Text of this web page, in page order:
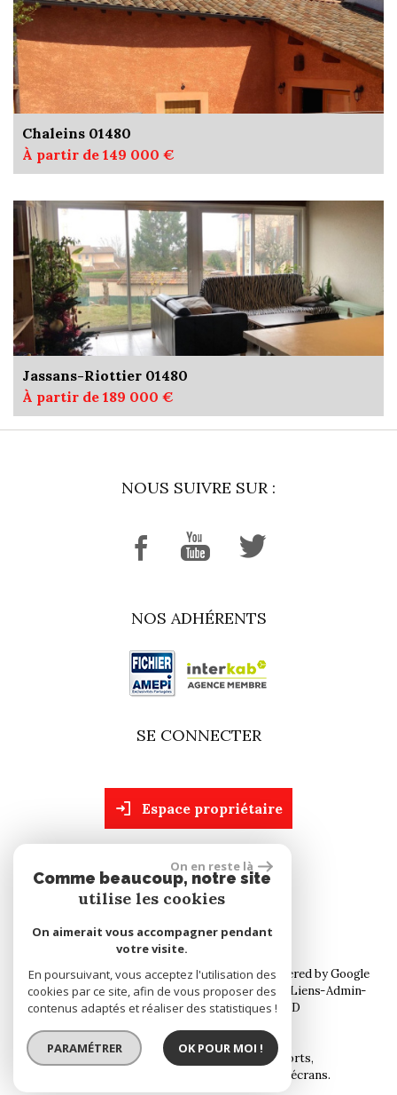
Chaleins 01480
À partir de 149 000 €
Jassans-Riottier 01480
À partir de 189 000 €
NOUS SUIVRE SUR :
NOS ADHÉRENTS
SE CONNECTER
espace propriétaire
site réalisé par
© 2026 | Tous droits réservés | Traduction powered by Google
Plan du site Mentions légales Nos honoraires Liens Admin
Toutes nos annonces
Politique RGPD
Site internet compatible multi-supports,
un seul site adaptable à tous les types d'écrans.
On en reste là
Comme beaucoup, notre site
utilise les cookies
On aimerait vous accompagner pendant
votre visite.
En poursuivant, vous acceptez l'utilisation des
cookies par ce site, afin de vous proposer des
contenus adaptés et réaliser des statistiques !
PARAMÉTRER OK POUR MOI !